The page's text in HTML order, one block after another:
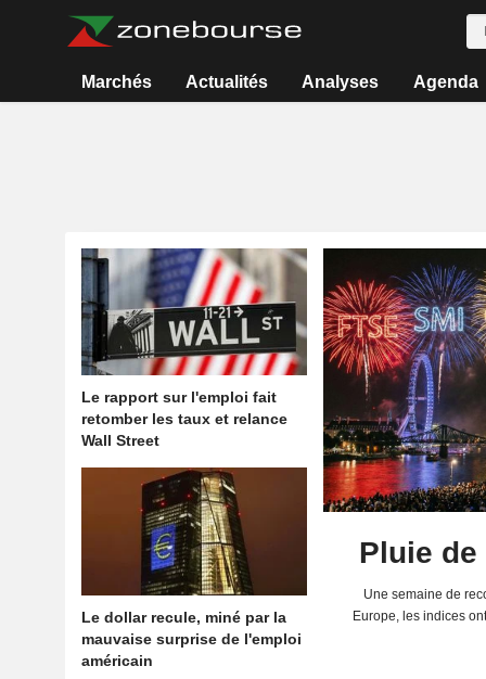
Marchés Actualités Analyses Agenda
Le rapport sur l'emploi fait
retomber les taux et relance
Wall Street
Le dollar recule, miné par la
mauvaise surprise de l'emploi
américain
Pluie
Une semaine de
Europe, les indices